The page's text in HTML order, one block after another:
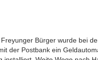
Bürger wurde bei
der Postbank ein